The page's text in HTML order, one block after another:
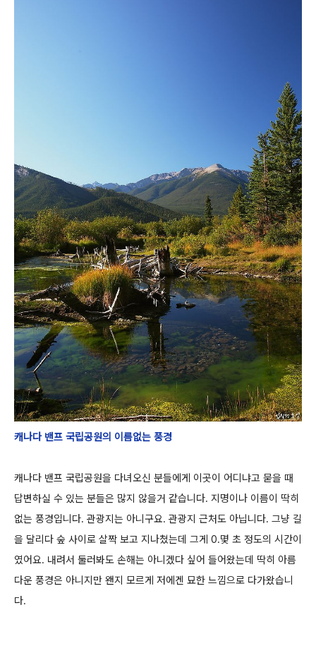
캐나다 밴프 국립공원의 이름없는 풍경
캐나다 밴프 국립공원을 다녀오신 분들에게 이곳이 어디냐고 묻을 때
답변하실 수 있는 분들은 많지 않을거 같습니다. 지명이나 이름이 딱히
없는 풍경입니다. 관광지는 아니구요. 관광지 근처도 아닙니다. 그냥 길
을 달리다 숲 사이로 살짝 보고 지나쳤는데 그게 0.몇 초 정도의 시간이
였어요. 내려서 둘러봐도 손해는 아니겠다 싶어 들어왔는데 딱히 아름
다운 풍경은 아니지만 왠지 모르게 저에겐 묘한 느낌으로 다가왔습니
다.